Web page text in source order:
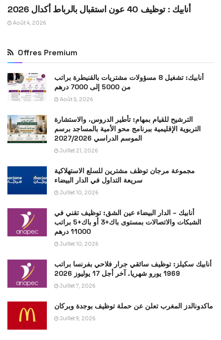
أنابيك : توظيف 40 عون استقبال بالرباط أكدال 2026
Août 4, 2026
Offres Premium
أنابيك: تشغيل 8 مسؤولات مشتريات بالقنيطرة براتب
من 5000 إلى 7000 درهم
Août 5, 2026
الترشيح للقيام بمهام: تأطير الدروس، والاستشارة
التربوية الإقليمية ببرنامج محو الأمية بالمساجد برسم
الموسم الدراسي 2027/2026
Juillet 21, 2026
مجموعة مرجان توظف مشترين للسلع الاستهلاكية
سريعة التداول في الدار البيضاء
Juillet 10, 2026
أنابيك – الدار البيضاء عين الشق: توظيف تقني في
الشبكات والاتصالات بمستوى باك+3 أو باك+5 براتب
11000 درهم
Juillet 10, 2026
أنابيك سكيلز: توظيف سائقي جرار فلاحي بفرنسا براتب
1969 يورو شهريا. آخر أجل 17 يوليوز 2026
Juillet 7, 2026
ماكدونالدز المغرب تعلن عن حملة توظيف بوجدة وبركان
Juillet 9, 2026